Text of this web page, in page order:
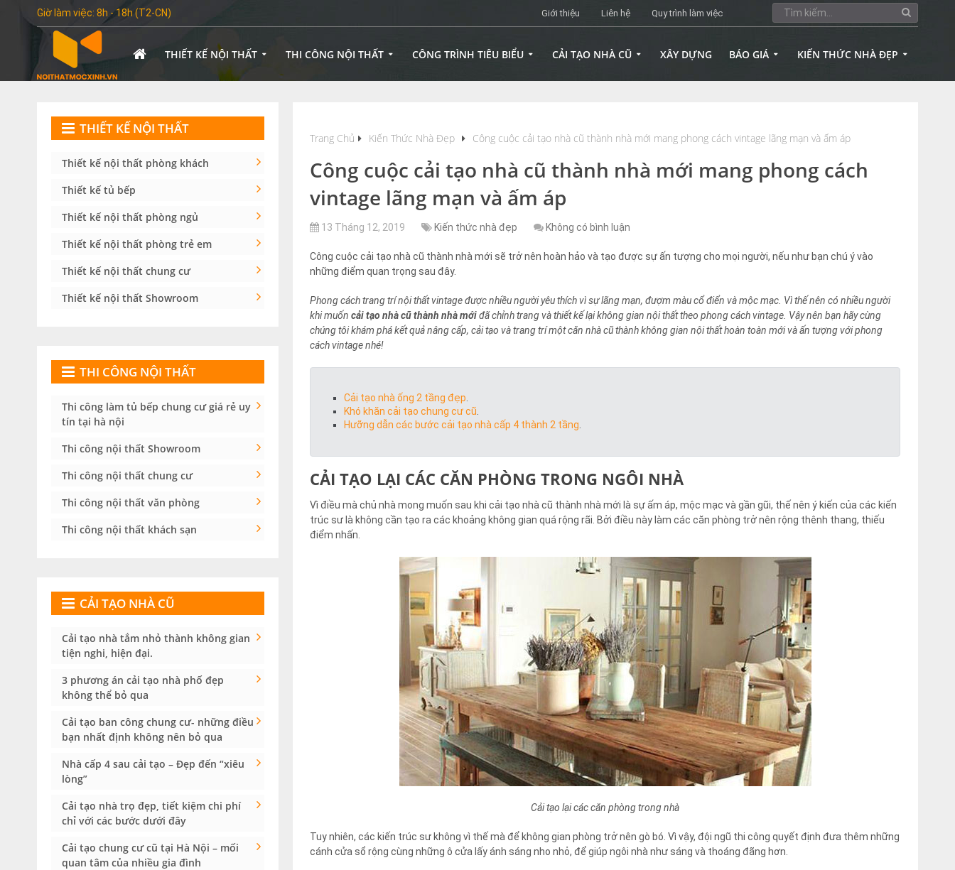
Giờ làm việc: 8h - 18h (T2-CN) Giới thiệu Liên hệ Quy trình làm việc
THIẾT KẾ NỘI THẤT THI CÔNG NỘI THẤT CÔNG TRÌNH TIÊU BIỂU CẢI TẠO NHÀ CŨ XÂY DỰNG BÁO GIÁ KIẾN THỨC NHÀ ĐẸP
Trang Chủ Kiến Thức Nhà Đẹp Công cuộc cải tạo nhà cũ thành nhà mới mang phong cách vintage lãng mạn và ấm áp
Công cuộc cải tạo nhà cũ thành nhà mới mang phong cách
vintage lãng mạn và ấm áp
13 Tháng 12, 2019 Kiến thức nhà đẹp Không có bình luận
Công cuộc cải tạo nhà cũ thành nhà mới sẽ trở nên hoàn hảo và tạo được sự ấn tượng cho mọi người, nếu như bạn chú ý vào
những điểm quan trọng sau đây.
Phong cách trang trí nội thất vintage được nhiều người yêu thích vì sự lãng mạn, đượm màu cổ điển và mộc mạc. Vì thế nên có nhiều người
khi muốn cải tạo nhà cũ thành nhà mớiđã chỉnh trang và thiết kế lại không gian nội thất theo phong cách vintage. Vậy nên bạn hãy cùng
chúng tôi khám phá kết quả nâng cấp, cải tạo và trang trí một căn nhà cũ thành không gian nội thất hoàn toàn mới và ấn tượng với phong
cách vintage nhé!
Cải tạo nhà ống 2 tầng đẹp
Khó khăn cải tạo chung cư cũ
Hưỡng dẫn các bước cải tạo nhà cấp 4 thành 2 tầng
CẢI TẠO LẠI CÁC CĂN PHÒNG TRONG NGÔI NHÀ
Vì điều mà chủ nhà mong muốn sau khi cải tạo nhà cũ thành nhà mới là sự ấm áp, mộc mạc và gần gũi, thế nên ý kiến của các kiến
trúc sư là không cần tạo ra các khoảng không gian quá rộng rãi. Bởi điều này làm các căn phòng trở nên rộng thênh thang, thiếu
điểm nhấn.
Cải tạo lại các căn phòng trong nhà
Tuy nhiên, các kiến trúc sư không vì thế mà để không gian phòng trở nên gò bó. Vì vậy, đội ngũ thi công quyết định đưa thêm những
cánh cửa sổ rộng cùng những ô cửa lấy ánh sáng nho nhỏ, để giúp ngôi nhà như sáng và thoáng đãng hơn.
THIẾT KẾ NỘI THẤT
Thiết kế nội thất phòng khách
Thiết kế tủ bếp
Thiết kế nội thất phòng ngủ
Thiết kế nội thất phòng trẻ em
Thiết kế nội thất chung cư
Thiết kế nội thất Showroom
THI CÔNG NỘI THẤT
Thi công làm tủ bếp chung cư giá rẻ uy
tín tại hà nội
Thi công nội thất Showroom
Thi công nội thất chung cư
Thi công nội thất văn phòng
Thi công nội thất khách sạn
CẢI TẠO NHÀ CŨ
Cải tạo nhà tắm nhỏ thành không gian
tiện nghi, hiện đại.
3 phương án cải tạo nhà phố đẹp
không thể bỏ qua
Cải tạo ban công chung cư- những điều
bạn nhất định không nên bỏ qua
Nhà cấp 4 sau cải tạo – Đẹp đến “xiêu
lòng”
Cải tạo nhà trọ đẹp, tiết kiệm chi phí
chỉ với các bước dưới đây
Cải tạo chung cư cũ tại Hà Nội – mối
quan tâm của nhiều gia đình